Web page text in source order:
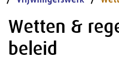
Wetten &
beleid